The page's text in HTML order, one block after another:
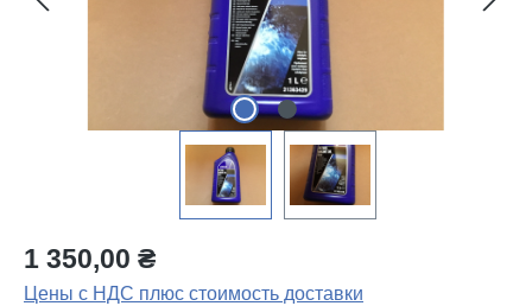
1 350,00 ₴
Цены с НДС плюс стоимость доставки